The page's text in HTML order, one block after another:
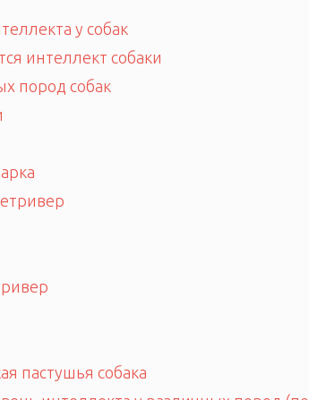
у собак
интеллект собаки
пород собак
пастушья собака